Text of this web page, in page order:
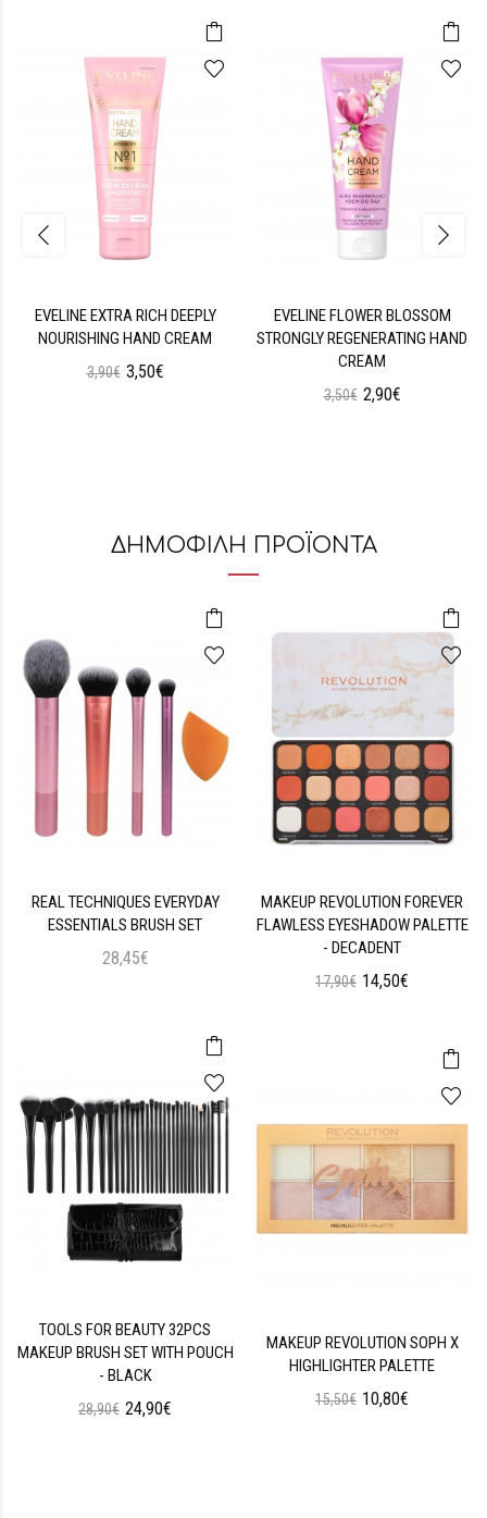
EVELINE EXTRA RICH DEEPLY
NOURISHING HAND CREAM
3,90€ 3,50€
EVELINE FLOWER BLOSSOM
STRONGLY REGENERATING HAND
CREAM
3,50€ 2,90€
ΔΗΜΟΦΙΛΗ ΠΡΟΪΟΝΤΑ
REAL TECHNIQUES EVERYDAY
ESSENTIALS BRUSH SET
28,45€
TOOLS FOR BEAUTY 32PCS
MAKEUP BRUSH SET WITH POUCH
- BLACK
28,90€ 24,90€
MAKEUP REVOLUTION FOREVER
FLAWLESS EYESHADOW PALETTE
- DECADENT
17,90€ 14,50€
MAKEUP REVOLUTION SOPH X
HIGHLIGHTER PALETTE
15,50€ 10,80€